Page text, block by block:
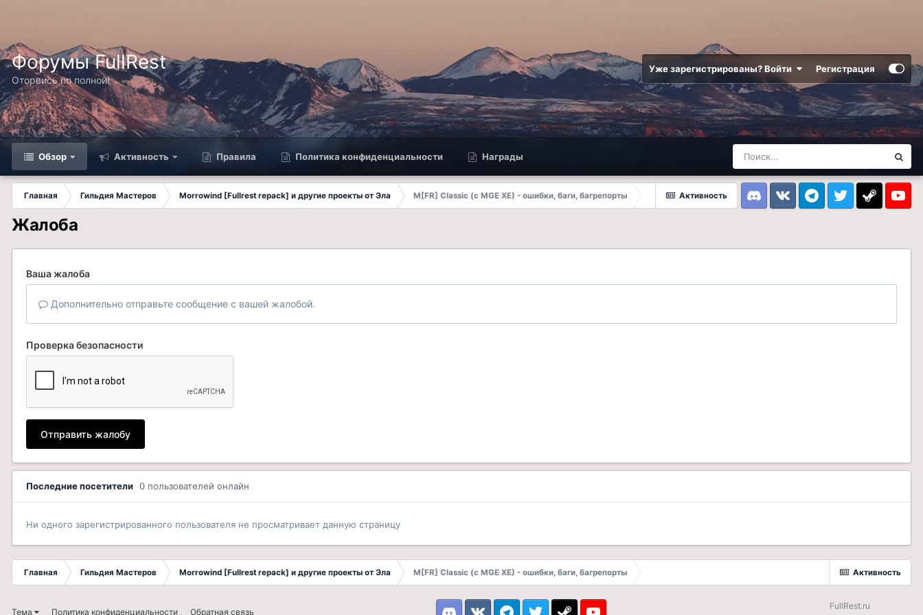
Форумы FullRest
Оторвись по полной!
Уже зарегистрированы? Войти Регистрация
Обзор Активность Правила Политика конфиденциальности Награды
Активность
Главная Гильдия Мастеров Morrowind [Fullrest repack] и другие проекты от Эла
M[FR] Classic (с MGE XE) - ошибки, баги, багрепорты
DiscordVK TelegramTwitter Steam
Жалоба
Ваша жалоба
Дополнительно отправьте сообщение с вашей жалобой.
Проверка безопасности
Отправить жалобу
Последние посетители 0 пользователей онлайн
Ни одного зарегистрированного пользователя не просматривает данную страницу
Активность
Главная Гильдия Мастеров Morrowind [Fullrest repack] и другие проекты от Эла M[FR] Classic (с MGE XE) - ошибки, баги, багрепорты
Тема Политика конфиденциальности Обратная связь
FullRest.ru